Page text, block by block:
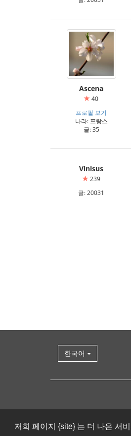
저희 페이지 {site} 는 더 나은 서
Ascena
40
프로필 보기
나라: 프랑스
글: 35
Vinisus
239
글: 20031
한국어